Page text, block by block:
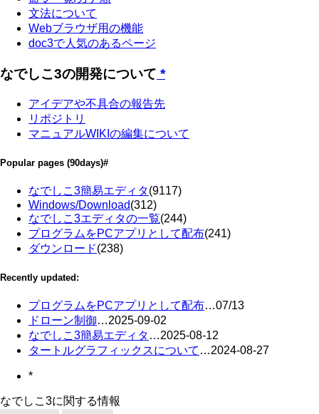
文法について
Webブラウザ用の機能
doc3で人気のあるページ
なでしこ3の開発について *
アイデアや不具合の報告先
リポジトリ
マニュアルWIKIの編集について
Popular pages (90days)#
なでしこ3簡易エディタ(9117)
Windows/Download(312)
なでしこ3エディタの一覧(244)
プログラムをPCアプリとして配布(241)
ダウンロード(238)
Recently updated:
プログラムをPCアプリとして配布…07/13
ドローン制御…2025-09-02
なでしこ3簡易エディタ …2025-08-12
タートルグラフィックスについて …2024-08-27
*
なでしこ3に関する情報